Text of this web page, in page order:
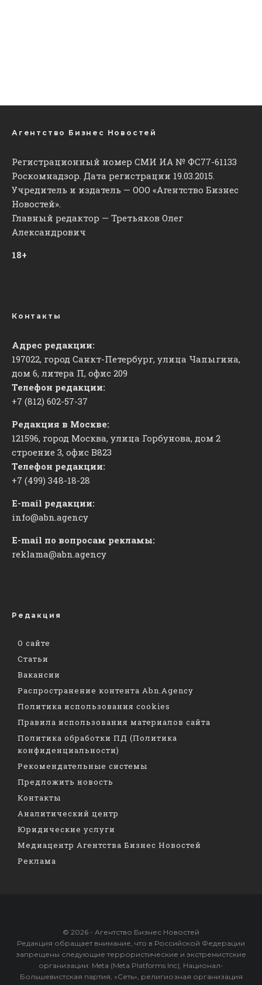
Агентство Бизнес Новостей
Регистрационный номер СМИ ИА № ФС77-61133
Роскомнадзор. Дата регистрации 19.03.2015.
Учредитель и издатель — ООО «Агентство Бизнес
Новостей».
Главный редактор — Третьяков Олег
Александрович
18+
Контакты
Адрес редакции:
197022, город Санкт-Петербург, улица Чапыгина,
дом 6, литера П, офис 209
Телефон редакции:
+7 (812) 602-57-37
Редакция в Москве:
121596, город Москва, улица Горбунова, дом 2
строение 3, офис ​В823
Телефон редакции:
+7 (499) 348-18-28
E-mail редакции:
info@abn.agency
E-mail по вопросам рекламы:
reklama@abn.agency
Редакция
О сайте
Статьи
Вакансии
Распространение контента Abn.Agency
Политика использования cookies
Правила использования материалов сайта
Политика обработки ПД (Политика
конфиденциальности)
Рекомендательные системы
Предложить новость
Контакты
Аналитический центр
Юридические услуги
Медиацентр Агентства Бизнес Новостей
Реклама
© 2026 - Агентство Бизнес Новостей
Редакция обращает внимание, что в Российской Федерации
запрещены следующие террористические и экстремистские
организации: Meta (Meta Platforms Inc), Национал-
Большевистская партия, «Сеть», религиозная организация